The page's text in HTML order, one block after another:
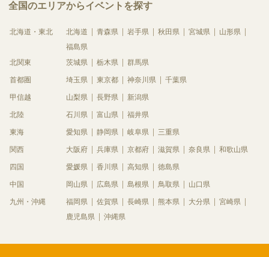
全国のエリアからイベントを探す
北海道・東北 北海道 青森県 岩手県 秋田県 宮城県
山形県
福島県
北関東
茨城県 栃木県 群馬県
首都圏 埼玉県 東京都 神奈川県 千葉県
甲信越 山梨県 長野県 新潟県
北陸 石川県 富山県 福井県
東海 愛知県 静岡県 岐阜県 三重県
関西 大阪府 兵庫県 京都府 滋賀県 奈良県 和歌山県
四国 愛媛県 香川県 高知県 徳島県
中国 岡山県 広島県 島根県 鳥取県 山口県
九州・沖縄 福岡県 佐賀県 長崎県 熊本県 大分県
宮崎県
鹿児島県
沖縄県